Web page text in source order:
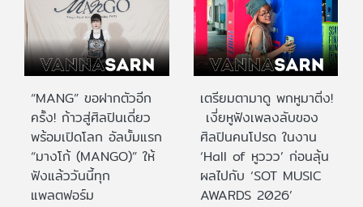
“MANG” ขอฝากตัวอีก
ครั้ง! ก้าวสู่ศิลปินเดี่ยว
พร้อมเปิดโลก อัลบั้มแรก
“มางโก้ (MANGO)” ให้
ฟังแล้ววันนี้ทุก
แพลตฟอร์ม
เตรียมตามาดู พกหูมาติ่ง!
เงี่ยหูฟังเพลงลับของ
ศิลปินคนโปรด ในงาน
‘Hall of หูววว’ ก่อนลุ้น
ผลไปกับ ‘SOT MUSIC
AWARDS 2026’